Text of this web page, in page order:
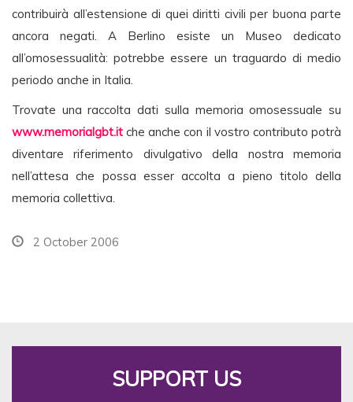
contribuirà all’estensione di quei diritti civili per buona parte
ancora negati. A Berlino esiste un Museo dedicato
all’omosessualità: potrebbe essere un traguardo di medio
periodo anche in Italia.
Trovate una raccolta dati sulla memoria omosessuale su
www.memorialgbt.it che anche con il vostro contributo potrà
diventare riferimento divulgativo della nostra memoria
nell’attesa che possa esser accolta a pieno titolo della
memoria collettiva.
2 October 2006
SUPPORT US